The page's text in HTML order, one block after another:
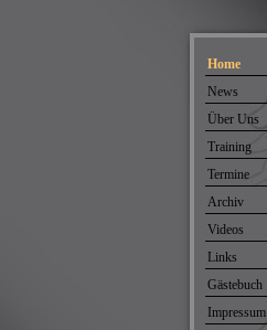
Home
News
Über Uns
Training
Termine
Archiv
Videos
Links
Gästebuch
Impressum